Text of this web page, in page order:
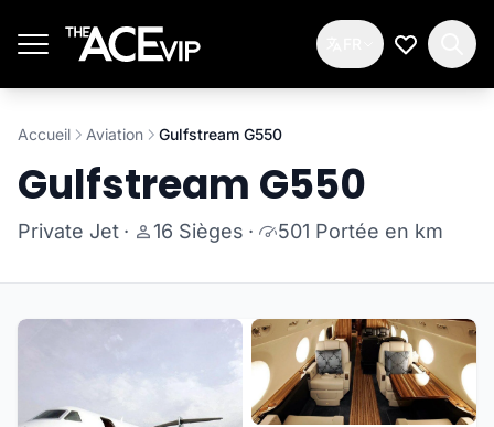
Ma Liste
Accueil Aviation Gulfstream G550
Gulfstream G550
Private Jet · 16 Sièges · 501 Portée en km